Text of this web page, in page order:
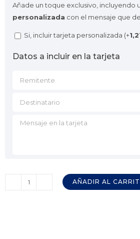
Añade un toque exclusivo, incluyendo
personalizada con el mensaje que
Si, incluir tarjeta personalizada (+
Datos a incluir en la tarjeta
AÑADIR AL